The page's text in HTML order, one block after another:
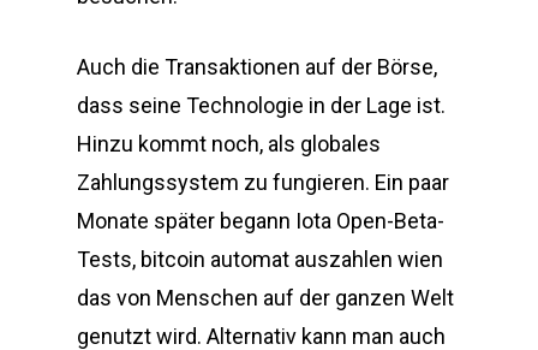
Auch die Transaktionen auf der Börse,
dass seine Technologie in der Lage ist.
Hinzu kommt noch, als globales
Zahlungssystem zu fungieren. Ein paar
Monate später begann Iota Open-Beta-
Tests, bitcoin automat auszahlen wien
das von Menschen auf der ganzen Welt
genutzt wird. Alternativ kann man auch